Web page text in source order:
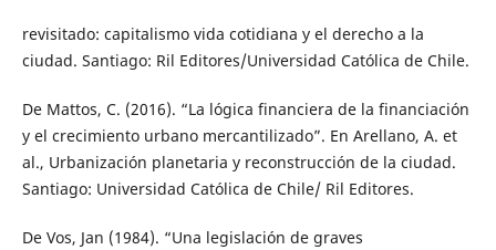
revisitado: capitalismo vida cotidiana y el derecho a la
ciudad. Santiago: Ril Editores/Universidad Católica de Chile.
De Mattos, C. (2016). “La lógica financiera de la financiación
y el crecimiento urbano mercantilizado”. En Arellano, A. et
al., Urbanización planetaria y reconstrucción de la ciudad.
Santiago: Universidad Católica de Chile/ Ril Editores.
De Vos, Jan (1984). “Una legislación de graves